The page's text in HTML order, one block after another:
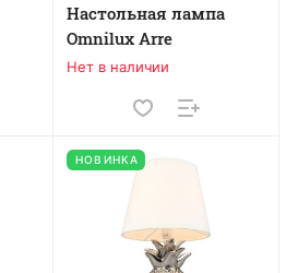
Настольная лампа
Omnilux Arre
Нет в наличии
НОВИНКА